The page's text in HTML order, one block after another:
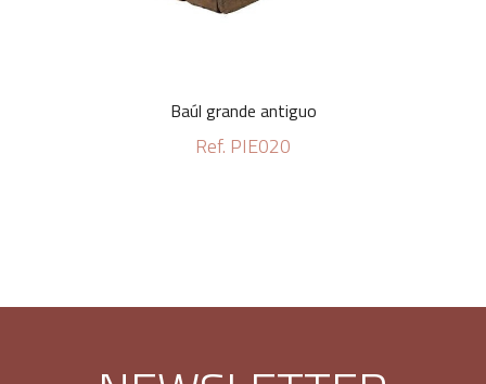
Baúl grande antiguo
Ref. PIE020